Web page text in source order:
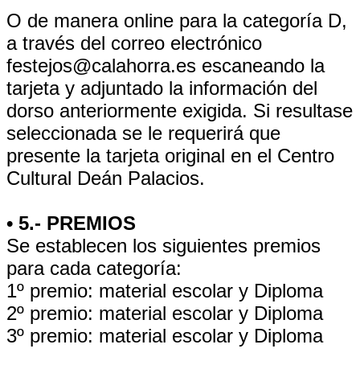
O de manera online para la categoría D,
a través del correo electrónico
festejos@calahorra.es escaneando la
tarjeta y adjuntado la información del
dorso anteriormente exigida. Si resultase
seleccionada se le requerirá que
presente la tarjeta original en el Centro
Cultural Deán Palacios.
• 5.- PREMIOS
Se establecen los siguientes premios
para cada categoría:
1º premio: material escolar y Diploma
2º premio: material escolar y Diploma
3º premio: material escolar y Diploma